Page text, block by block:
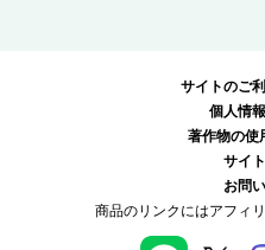
サイトのご
個人情
著作物の使
サイ
お問
商品のリンクにはアフィ